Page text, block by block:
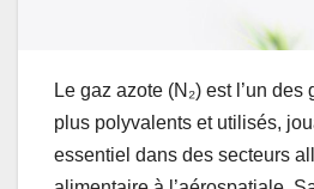
Le gaz azote (N₂) est l’un
plus polyvalents et utilisés,
essentiel dans des secteurs